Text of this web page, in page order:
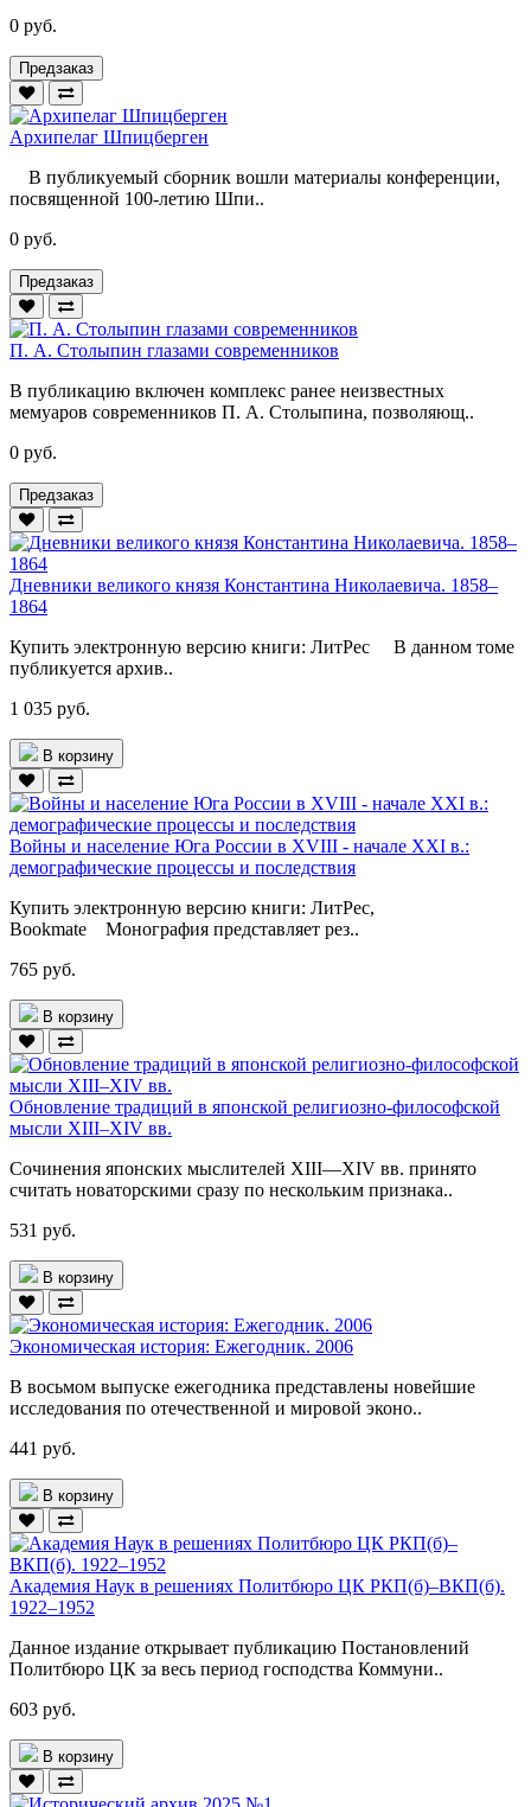
0 руб.
Предзаказ
Архипелаг Шпицберген
В публикуемый сборник вошли материалы конференции,
посвященной 100-летию Шпи..
0 руб.
Предзаказ
П. А. Столыпин глазами современников
В публикацию включен комплекс ранее неизвестных
мемуаров современников П. А. Столыпина, позволяющ..
0 руб.
Предзаказ
Дневники великого князя Константина Николаевича. 1858–
1864
Купить электронную версию книги: ЛитРес В данном томе
публикуется архив..
1 035 руб.
В корзину
Войны и население Юга России в XVIII - начале XXI в.:
демографические процессы и последствия
Купить электронную версию книги: ЛитРес,
Bookmate Монография представляет рез..
765 руб.
В корзину
Обновление традиций в японской религиозно-философской
мысли XIII–XIV вв.
Сочинения японских мыслителей XIII—XIV вв. принято
считать новаторскими сразу по нескольким признака..
531 руб.
В корзину
Экономическая история: Ежегодник. 2006
В восьмом выпуске ежегодника представлены новейшие
исследования по отечественной и мировой эконо..
441 руб.
В корзину
Академия Наук в решениях Политбюро ЦК РКП(б)–ВКП(б).
1922–1952
Данное издание открывает публикацию Постановлений
Политбюро ЦК за весь период господства Коммуни..
603 руб.
В корзину